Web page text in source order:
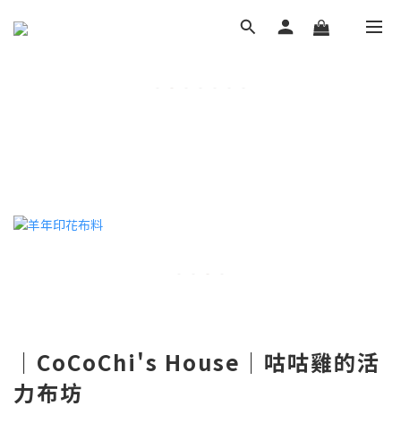
｜CoCoChi's House｜咕咕雞的活
力布坊